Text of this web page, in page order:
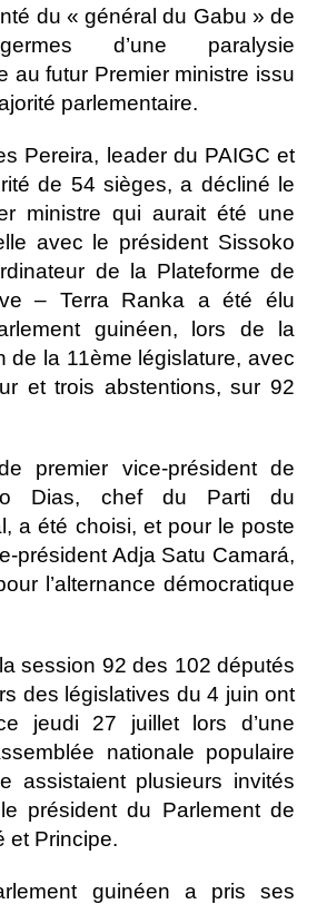
du « général du Gabu » de
d’une paralysie
au futur Premier ministre issu
parlementaire.
Pereira, leader du PAIGC et
de 54 sièges, a décliné le
ministre qui aurait été une
avec le président Sissoko
de la Plateforme de
– Terra Ranka a été élu
guinéen, lors de la
de la 11ème législature, avec
et trois abstentions, sur 92
premier vice-président de
Dias, chef du Parti du
a été choisi, et pour le poste
président Adja Satu Camará,
l’alternance démocratique
session 92 des 102 députés
des législatives du 4 juin ont
jeudi 27 juillet lors d’une
nationale populaire
assistaient plusieurs invités
président du Parlement de
et Principe.
guinéen a pris ses